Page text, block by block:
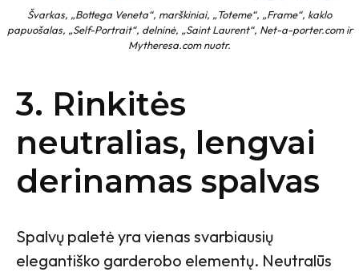
Švarkas, „Bottega Veneta“, marškiniai, „Toteme“, „Frame“, kaklo
papuošalas, „Self-Portrait“, delninė, „Saint Laurent“, Net-a-porter.com ir
Mytheresa.com nuotr.
3. Rinkitės
neutralias, lengvai
derinamas spalvas
Spalvų paletė yra vienas svarbiausių
elegantiško garderobo elementų. Neutralūs